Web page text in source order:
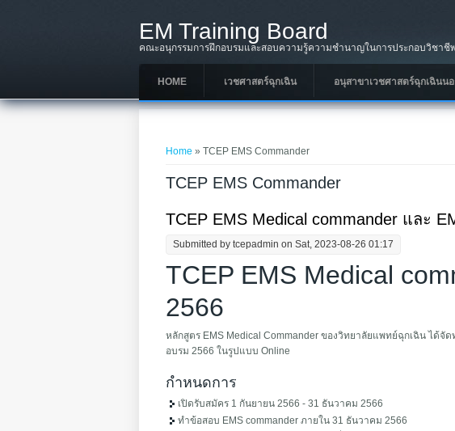
EM Training Board
คณะอนุกรรมการฝึกอบรมและสอบความรู้ความชำนาญในการประกอบวิชาชี
HOME เวชศาสตร์ฉุกเฉิน อนุสาขาเวชศาสตร์ฉุกเฉินน
Home » TCEP EMS Commander
TCEP EMS Commander
TCEP EMS Medical commander และ
Submitted bytcepadmin on Sat, 2023-08-26 01:17
TCEP EMS Medical
2566
หลักสูตร EMS Medical Commander ของวิทยาลัยแพทย์ฉุกเฉิน ได้จั
อบรม 2566 ในรูปแบบ Online
กำหนดการ
เปิดรับสมัคร 1 กันยายน 2566 - 31 ธันวาคม 2566
ทำข้อสอบ EMS commander ภายใน 31 ธันวาคม 2566